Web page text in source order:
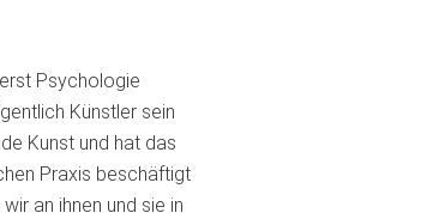
Psychologie
Künstler sein
Kunst und hat das
Praxis beschäftigt
an ihnen und sie in